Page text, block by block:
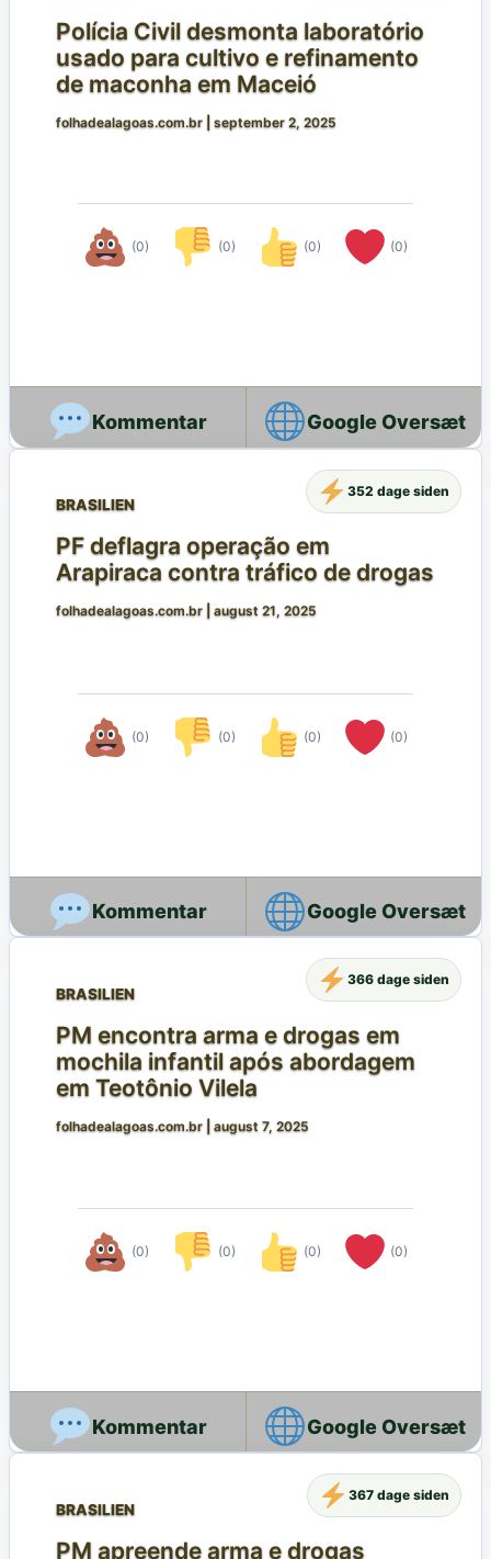
Polícia Civil desmonta laboratório
usado para cultivo e refinamento
de maconha em Maceió
folhadealagoas.com.br september 2, 2025
(0) (0) (0) (0)
Google Oversæt
BRASILIEN
PF deflagra operação em
Arapiraca contra tráfico de drogas
folhadealagoas.com.br august 21, 2025
(0) (0) (0) (0)
352 dage siden
Google Oversæt
BRASILIEN
PM encontra arma e drogas em
mochila infantil após abordagem
em Teotônio Vilela
folhadealagoas.com.br august 7, 2025
(0) (0) (0) (0)
366 dage siden
Google Oversæt
BRASILIEN
PM apreende arma e drogas
367 dage siden